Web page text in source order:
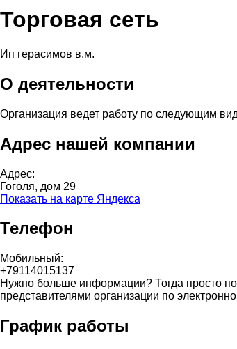
Торговая сеть
Ип герасимов в.м.
О деятельности
Организация ведет работу по следующим
Адрес нашей компании
Адрес:
Гоголя, дом 29
Показать на карте Яндекса
Телефон
Мобильный:
+79114015137
Нужно больше информации? Тогда просто
представителями организации по
График работы